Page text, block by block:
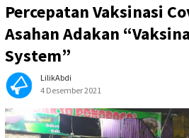
Percepatan Vaksinasi
Asahan Adakan
System”
LilikAbdi
4 Desember 2021